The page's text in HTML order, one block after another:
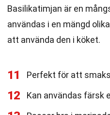
Basilikatimjan är en
användas i en mängd
att använda den i köket.
11 Perfekt för att
12 Kan användas färsk